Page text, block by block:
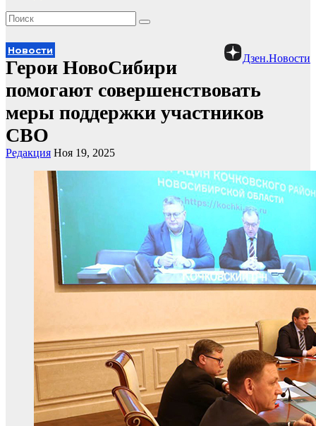
Дзен.Новости
Новости
Герои НовоСибири
помогают совершенствовать
меры поддержки участников
СВО
Редакция Ноя 19, 2025